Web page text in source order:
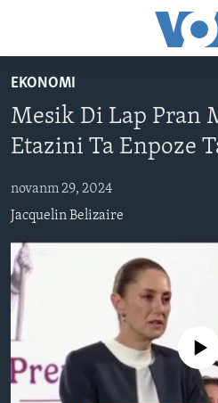
to
main
content
to
Navigation
Skip
to
Search
LÈZETAZINI
AMERIK LATIN
ENTÈNASYONAL
VIDEO
FLASHPOINT IKRÈN
Learning English
EKONOMI
Mesik Di Lap Pran
Etazini Ta Enpoze
novanm 29, 2024
Jacquelin Belizaire
No media source